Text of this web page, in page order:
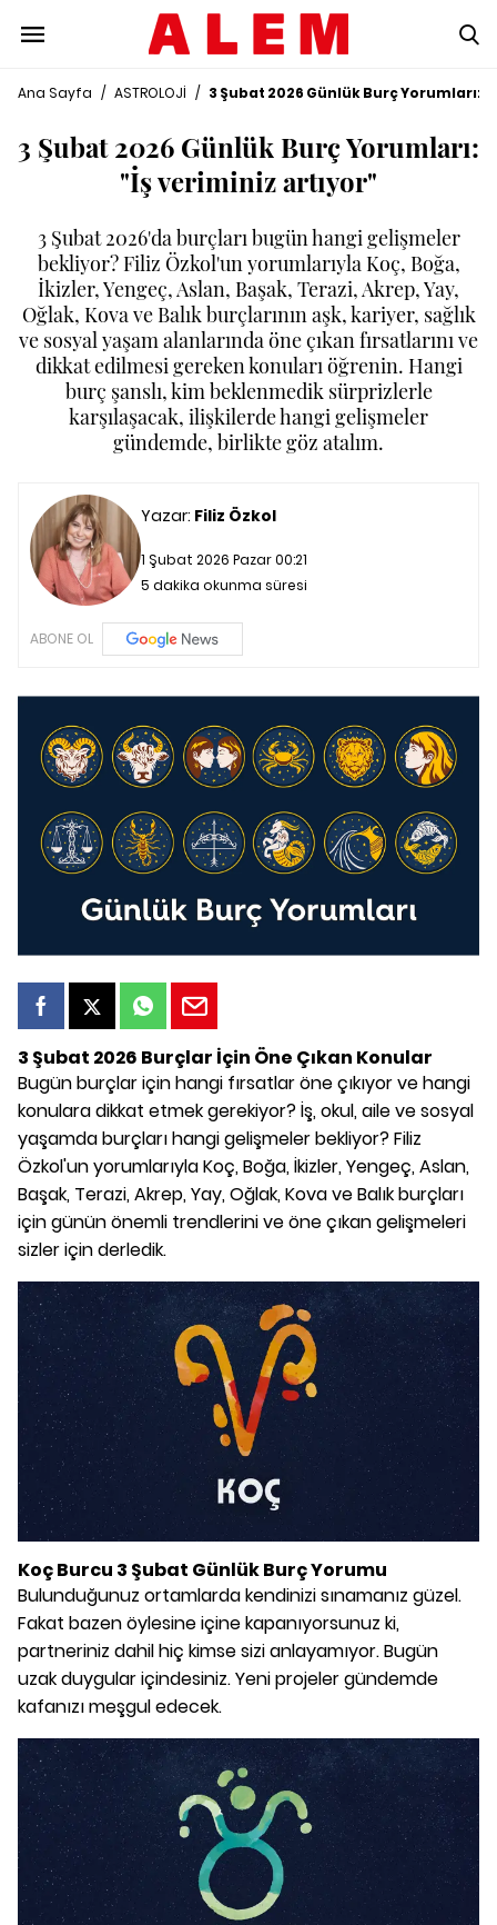
Ana Sayfa / ASTROLOJİ / 3 Şubat 2026 Günlük Burç Yorumları:
3 Şubat 2026 Günlük Burç Yorumları:
"İş veriminiz artıyor"
3 Şubat 2026'da burçları bugün hangi gelişmeler
bekliyor? Filiz Özkol'un yorumlarıyla Koç, Boğa,
İkizler, Yengeç, Aslan, Başak, Terazi, Akrep, Yay,
Oğlak, Kova ve Balık burçlarının aşk, kariyer, sağlık
ve sosyal yaşam alanlarında öne çıkan fırsatlarını ve
dikkat edilmesi gereken konuları öğrenin. Hangi
burç şanslı, kim beklenmedik sürprizlerle
karşılaşacak, ilişkilerde hangi gelişmeler
gündemde, birlikte göz atalım.
Yazar: Filiz Özkol
1 Şubat 2026 Pazar 00:21
5 dakika okunma süresi
ABONE OL
3 Şubat 2026 Burçlar İçin Öne Çıkan Konular
Bugün burçlar için hangi fırsatlar öne çıkıyor ve hangi
konulara dikkat etmek gerekiyor? İş, okul, aile ve sosyal
yaşamda burçları hangi gelişmeler bekliyor? Filiz
Özkol'un yorumlarıyla Koç, Boğa, İkizler, Yengeç, Aslan,
Başak, Terazi, Akrep, Yay, Oğlak, Kova ve Balık burçları
için günün önemli trendlerini ve öne çıkan gelişmeleri
sizler için derledik.
Koç Burcu 3 Şubat Günlük Burç Yorumu
Bulunduğunuz ortamlarda kendinizi sınamanız güzel.
Fakat bazen öylesine içine kapanıyorsunuz ki,
partneriniz dahil hiç kimse sizi anlayamıyor. Bugün
uzak duygular içindesiniz. Yeni projeler gündemde
kafanızı meşgul edecek.